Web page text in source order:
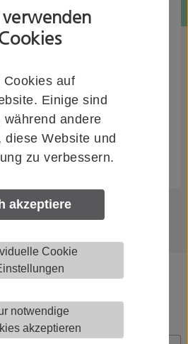
Cookies auf
Einige sind
während andere
diese Website und
zu verbessern.
akzeptiere
Cookie
notwendige
akzeptieren